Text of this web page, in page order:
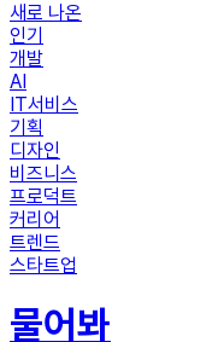
새로 나온
인기
개발
AI
IT서비스
기획
디자인
비즈니스
프로덕트
커리어
트렌드
스타트업
물어봐